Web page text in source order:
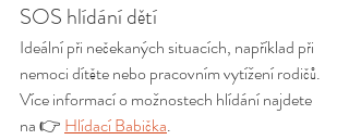
SOS hlídání dětí
Ideální při nečekaných situacích, například při
nemoci dítěte nebo pracovním vytížení rodičů.
Více informací o možnostech hlídání najdete
na 👉 Hlídací Babička.